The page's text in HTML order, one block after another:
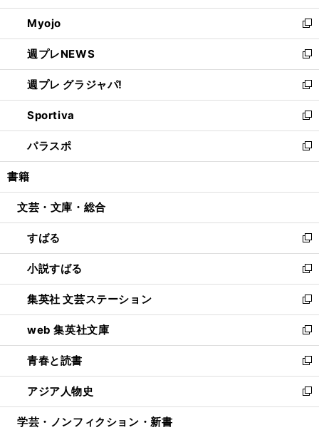
開
く
ウ
で
開
く
ン
ド
ウ
で
開
く
ウ
ィ
ン
ド
ウ
で
開
く
Myojo
新
し
い
ウ
ィ
ン
ド
ウ
で
開
週プレNEWS
新
し
い
ウ
ィ
ン
ド
ウ
開
週プレ グラジャパ!
新
し
い
ウ
ィ
ン
ウ
開
く
Sportiva
新
し
い
ウ
ン
ウ
で
開
く
パラスポ
新
し
ウ
ン
ド
ウ
で
開
く
書籍
文芸・文庫・総合
すばる
新
し
い
ウ
ィ
ン
ド
ウ
で
開
く
小説すばる
新
し
い
ウ
ィ
ン
ド
ウ
で
開
集英社 文芸ステーション
新
し
い
ウ
ィ
ン
ド
ウ
web 集英社文庫
新
し
い
ウ
ィ
ン
青春と読書
新
し
い
ウ
アジア人物史
新
し
学芸・ノンフィクション・新書